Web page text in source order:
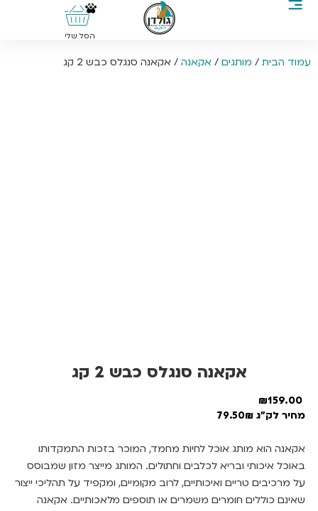
0
הסל שלי
עמוד הבית / מותגים / אקאנה / אקאנה סנגלס כבש 2 קג
אקאנה סנגלס כבש 2 קג
159.00
₪
מחיר לק"ג 79.50₪
אקאנה הוא מותג אוכל לחיות מחמד, המוכר בזכות התמקדותו
באוכל איכותי ובריא לכלבים וחתולים. המותג מייצר מזון שמבוסס
על מרכיבים טריים ואיכותיים, לרוב מקומיים, ומקפיד על תהליכי ייצור
שאינם כוללים חומרים משמרים או תוספים מלאכותיים. אקאנה